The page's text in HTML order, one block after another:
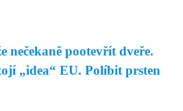
pootevřít dveře.
„idea“ EU. Políbit prsten